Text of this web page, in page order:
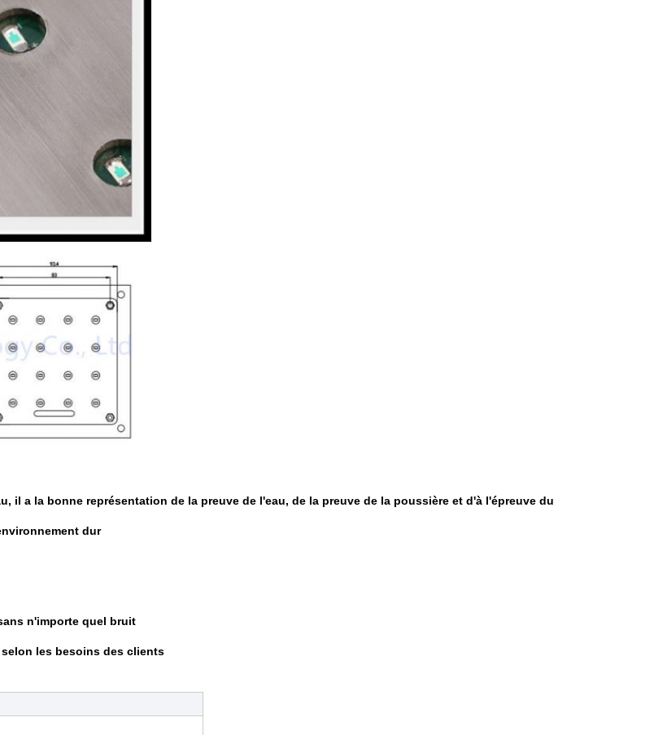
il a la bonne représentation de la preuve de l'eau, de la preuve de la poussière et d'à l'épreuve du
dur
n'importe quel bruit
les besoins des clients